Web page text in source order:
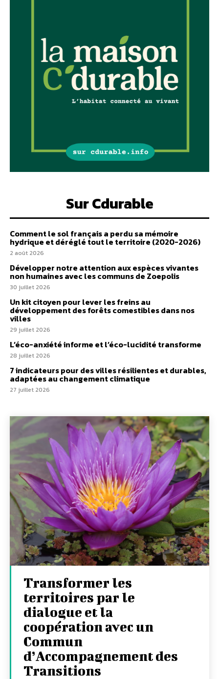
Sur Cdurable
Comment le sol français a perdu sa mémoire
hydrique et déréglé tout le territoire (2020-2026)
2 août 2026
Développer notre attention aux espèces vivantes
non humaines avec les communs de Zoepolis
30 juillet 2026
Un kit citoyen pour lever les freins au
développement des forêts comestibles dans nos
villes
29 juillet 2026
L’éco-anxiété informe et l’éco-lucidité transforme
28 juillet 2026
7 indicateurs pour des villes résilientes et durables,
adaptées au changement climatique
27 juillet 2026
Transformer les
territoires par le
dialogue et la
coopération avec un
Commun
d’Accompagnement des
Transitions